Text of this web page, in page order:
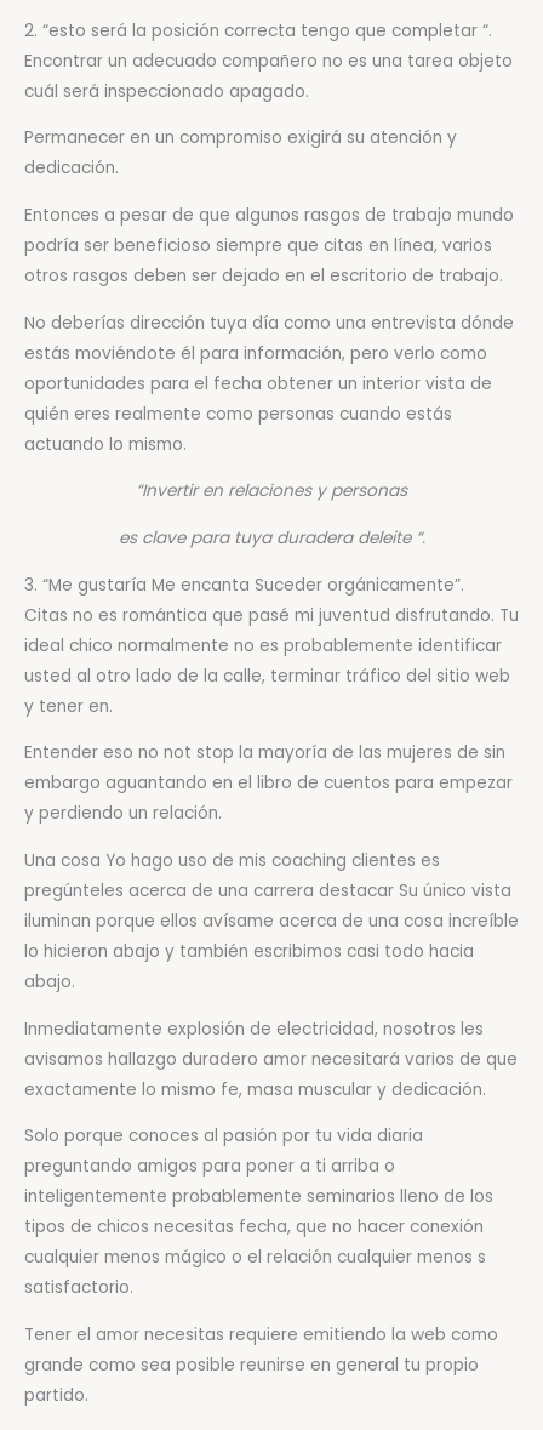
2. “esto será la posición correcta tengo que completar “.
Encontrar un adecuado compañero no es una tarea objeto
cuál será inspeccionado apagado.
Permanecer en un compromiso exigirá su atención y
dedicación.
Entonces a pesar de que algunos rasgos de trabajo mundo
podría ser beneficioso siempre que citas en línea, varios
otros rasgos deben ser dejado en el escritorio de trabajo.
No deberías dirección tuya día como una entrevista dónde
estás moviéndote él para información, pero verlo como
oportunidades para el fecha obtener un interior vista de
quién eres realmente como personas cuando estás
actuando lo mismo.
“Invertir en relaciones y personas
es clave para tuya duradera deleite “.
3. “Me gustaría Me encanta Suceder orgánicamente”.
Citas no es romántica que pasé mi juventud disfrutando. Tu
ideal chico normalmente no es probablemente identificar
usted al otro lado de la calle, terminar tráfico del sitio web
y tener en.
Entender eso no not stop la mayoría de las mujeres de sin
embargo aguantando en el libro de cuentos para empezar
y perdiendo un relación.
Una cosa Yo hago uso de mis coaching clientes es
pregúnteles acerca de una carrera ​​destacar Su único vista
iluminan porque ellos avísame acerca de una cosa increíble
lo hicieron abajo y también escribimos casi todo hacia
abajo.
Inmediatamente explosión de electricidad, nosotros les
avisamos hallazgo duradero amor necesitará varios de que
exactamente lo mismo fe, masa muscular y dedicación.
Solo porque conoces al pasión por tu vida diaria ​​
preguntando amigos para poner a ti arriba o
inteligentemente probablemente seminarios lleno de los
tipos de chicos necesitas fecha, que no hacer conexión
cualquier menos mágico o el relación cualquier menos s
satisfactorio.
Tener el amor necesitas requiere emitiendo la web como
grande como sea posible reunirse en general tu propio
partido.